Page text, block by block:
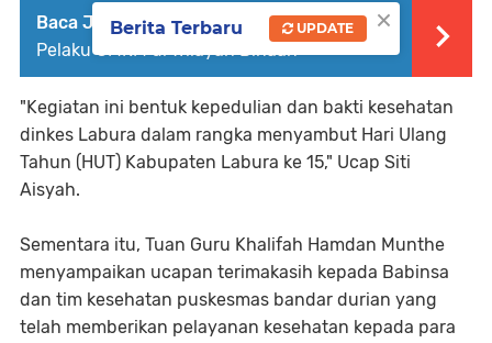
Baca Juga : Babinsa Kratonan datangi
Pelaku UMKM di Wilayah Binaan
"Kegiatan ini bentuk kepedulian dan bakti kesehatan
dinkes Labura dalam rangka menyambut Hari Ulang
Tahun (HUT) Kabupaten Labura ke 15," Ucap Siti
Aisyah.
Sementara itu, Tuan Guru Khalifah Hamdan Munthe
menyampaikan ucapan terimakasih kepada Babinsa
dan tim kesehatan puskesmas bandar durian yang
telah memberikan pelayanan kesehatan kepada para
×
Berita Terbaru UPDATE